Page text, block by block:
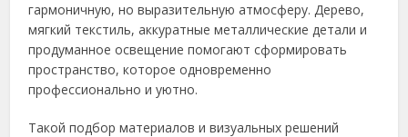
гармоничную, но выразительную атмосферу. Дерево,
мягкий текстиль, аккуратные металлические детали и
продуманное освещение помогают сформировать
пространство, которое одновременно
профессионально и уютно.
Такой подбор материалов и визуальных решений